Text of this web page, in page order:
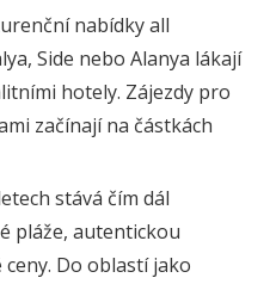
nabídky all
Side nebo Alanya lákají
hotely. Zájezdy pro
začínají na částkách
stává čím dál
pláže, autentickou
Do oblastí jako